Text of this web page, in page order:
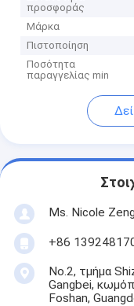
προσφοράς
Μάρκα
Πιστοποίηση
Ποσότητα
παραγγελίας min
Ms. Nicole Zeng
+86
No.2, τμήμα
Gangbei,
Foshan,